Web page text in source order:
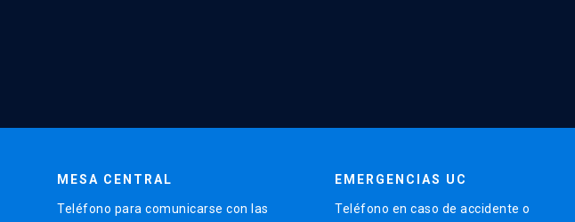
MESA CENTRAL
Teléfono para comunicarse con las
EMERGENCIAS UC
Teléfono en caso de accidente o